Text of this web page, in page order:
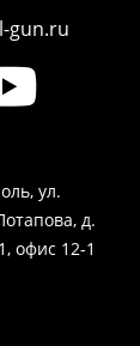
gun.ru
ул.
д.
офис 12-1